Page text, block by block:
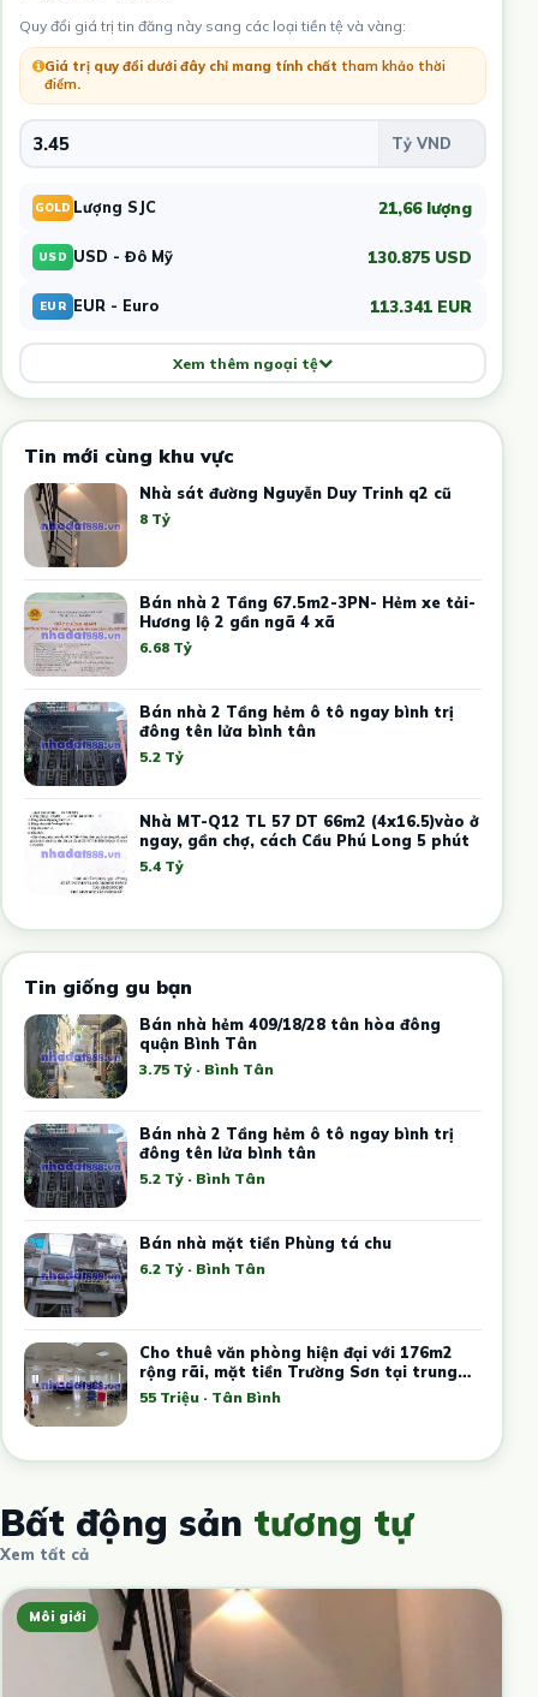
Quy đổi giá trị tin đăng này sang các loại tiền tệ và vàng:
Giá trị quy đổi dưới đây chỉ mang tính chất tham khảo thời
điểm.
GOLD Lượng SJC 21,66 lượng
USD USD - Đô Mỹ 130.875 USD
EUR EUR - Euro 113.341 EUR
Xem thêm ngoại tệ
Tin mới cùng khu vực
Nhà sát đường Nguyễn Duy Trinh q2 cũ
8 Tỷ
Bán nhà 2 Tầng 67.5m2-3PN- Hẻm xe tải-
Hương lộ 2 gần ngã 4 xã
6.68 Tỷ
Bán nhà 2 Tầng hẻm ô tô ngay bình trị
đông tên lửa bình tân
5.2 Tỷ
Nhà MT-Q12 TL 57 DT 66m2 (4x16.5)vào ở
ngay, gần chợ, cách Cầu Phú Long 5 phút
5.4 Tỷ
Tin giống gu bạn
Bán nhà hẻm 409/18/28 tân hòa đông
quận Bình Tân
3.75 Tỷ · Bình Tân
Bán nhà 2 Tầng hẻm ô tô ngay bình trị
đông tên lửa bình tân
5.2 Tỷ · Bình Tân
Bán nhà mặt tiền Phùng tá chu
6.2 Tỷ · Bình Tân
Cho thuê văn phòng hiện đại với 176m2
rộng rãi, mặt tiền Trường Sơn tại trung
tâm Tân Bình
55 Triệu · Tân Bình
Bất động sản tương tự
Xem tất cả
Môi giới